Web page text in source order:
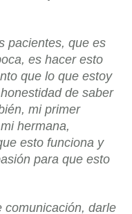
pacientes, que es
es hacer esto
que lo que estoy
de saber
mi primer
hermana,
esto funciona y
para que esto
comunicación, darle